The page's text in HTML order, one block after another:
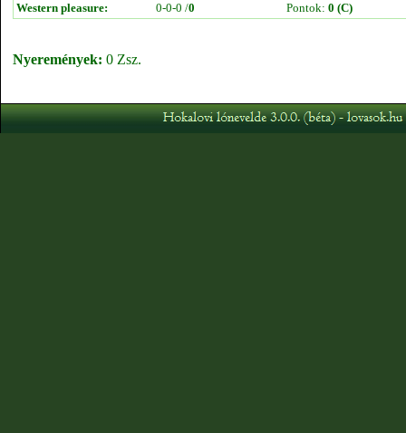
Western pleasure:
0-0-0 /0 Pontok: 0 (C)
Nyeremények: 0 Zsz.